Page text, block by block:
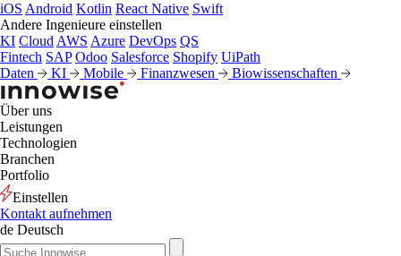
iOS Android Kotlin React Native Swift
Andere Ingenieure einstellen
KI Cloud AWS Azure DevOps QS
Fintech SAP Odoo Salesforce Shopify UiPath
Daten
KI Mobile Finanzwesen Biowissenschaften
Über uns
Leistungen
Technologien
Branchen
Portfolio
Einstellen
Kontakt aufnehmen
de Deutsch